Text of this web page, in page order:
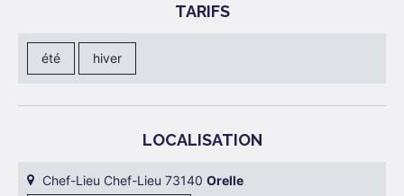
TARIFS
été hiver
LOCALISATION
Chef-Lieu Chef-Lieu 73140 Orelle